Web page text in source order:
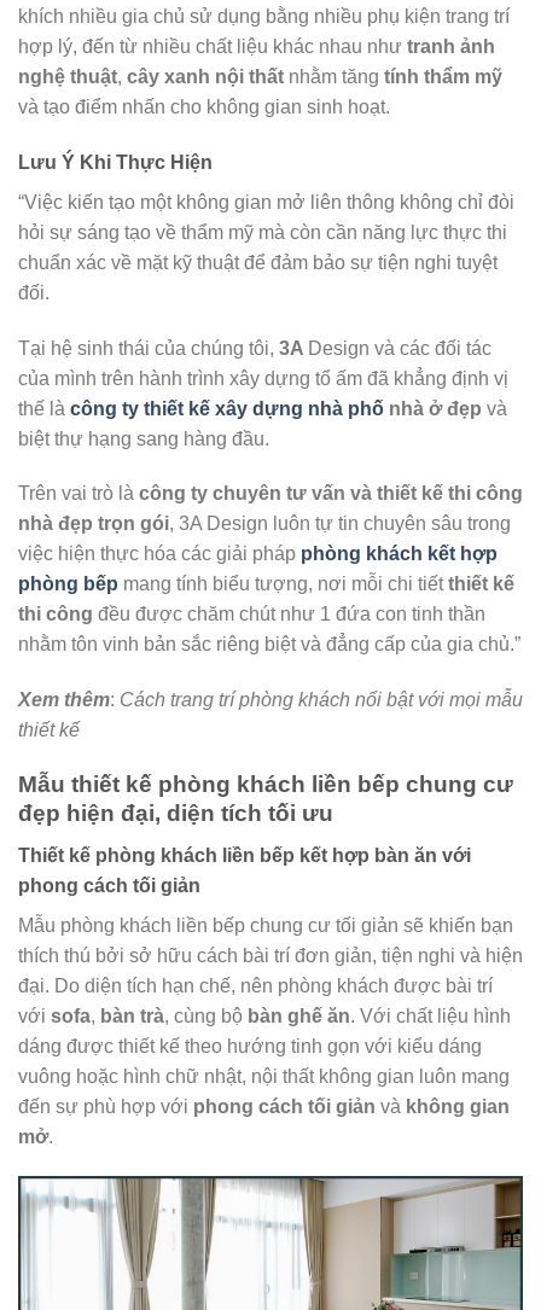
khích nhiều gia chủ sử dụng bằng nhiều phụ kiện trang trí
hợp lý, đến từ nhiều chất liệu khác nhau như tranh ảnh
nghệ thuật, cây xanh nội thất nhằm tăng tính thẩm mỹ
và tạo điểm nhấn cho không gian sinh hoạt.
Lưu Ý Khi Thực Hiện
“Việc kiến tạo một không gian mở liên thông không chỉ đòi
hỏi sự sáng tạo về thẩm mỹ mà còn cần năng lực thực thi
chuẩn xác về mặt kỹ thuật để đảm bảo sự tiện nghi tuyệt
đối.
Tại hệ sinh thái của chúng tôi, 3A Design và các đối tác
của mình trên hành trình xây dựng tổ ấm đã khẳng định vị
thế là công ty thiết kế xây dựng nhà phố nhà ở đẹp và
biệt thự hạng sang hàng đầu.
Trên vai trò là công ty chuyên tư vấn và thiết kế thi công
nhà đẹp trọn gói, 3A Design luôn tự tin chuyên sâu trong
việc hiện thực hóa các giải pháp phòng khách kết hợp
phòng bếp mang tính biểu tượng, nơi mỗi chi tiếtthiết kế
thi công đều được chăm chút như 1 đứa con tinh thần
nhằm tôn vinh bản sắc riêng biệt và đẳng cấp của gia chủ.”
Xem thêm: Cách trang trí phòng khách nổi bật với mọi mẫu
thiết kế
Mẫu thiết kế phòng khách liền bếp chung cư
đẹp hiện đại, diện tích tối ưu
Thiết kế phòng khách liền bếp kết hợp bàn ăn với
phong cách tối giản
Mẫu phòng khách liền bếp chung cư tối giản sẽ khiến bạn
thích thú bởi sở hữu cách bài trí đơn giản, tiện nghi và hiện
đại. Do diện tích hạn chế, nên phòng khách được bài trí
với sofa, bàn trà, cùng bộ bàn ghế ăn. Với chất liệu hình
dáng được thiết kế theo hướng tinh gọn với kiểu dáng
vuông hoặc hình chữ nhật, nội thất không gian luôn mang
đến sự phù hợp với phong cách tối giản và không gian
mở.​